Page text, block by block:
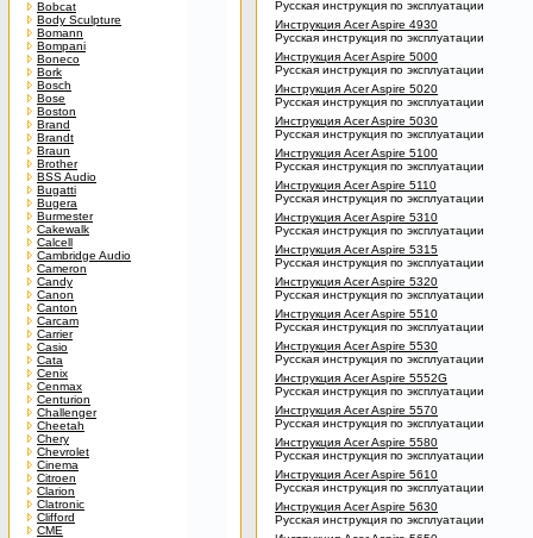
Bobcat
Body Sculpture
Bomann
Bompani
Boneco
Bork
Bosch
Bose
Boston
Brand
Brandt
Braun
Brother
BSS Audio
Bugatti
Bugera
Burmester
Cakewalk
Calcell
Cambridge Audio
Cameron
Candy
Canon
Canton
Carcam
Carrier
Casio
Cata
Cenix
Cenmax
Centurion
Challenger
Cheetah
Chery
Chevrolet
Cinema
Citroen
Clarion
Clatronic
Clifford
CME
Русская инструкция по эксплуатации
Инструкция Acer Aspire 4930
Русская инструкция по эксплуатации
Инструкция Acer Aspire 5000
Русская инструкция по эксплуатации
Инструкция Acer Aspire 5020
Русская инструкция по эксплуатации
Инструкция Acer Aspire 5030
Русская инструкция по эксплуатации
Инструкция Acer Aspire 5100
Русская инструкция по эксплуатации
Инструкция Acer Aspire 5110
Русская инструкция по эксплуатации
Инструкция Acer Aspire 5310
Русская инструкция по эксплуатации
Инструкция Acer Aspire 5315
Русская инструкция по эксплуатации
Инструкция Acer Aspire 5320
Русская инструкция по эксплуатации
Инструкция Acer Aspire 5510
Русская инструкция по эксплуатации
Инструкция Acer Aspire 5530
Русская инструкция по эксплуатации
Инструкция Acer Aspire 5552G
Русская инструкция по эксплуатации
Инструкция Acer Aspire 5570
Русская инструкция по эксплуатации
Инструкция Acer Aspire 5580
Русская инструкция по эксплуатации
Инструкция Acer Aspire 5610
Русская инструкция по эксплуатации
Инструкция Acer Aspire 5630
Русская инструкция по эксплуатации